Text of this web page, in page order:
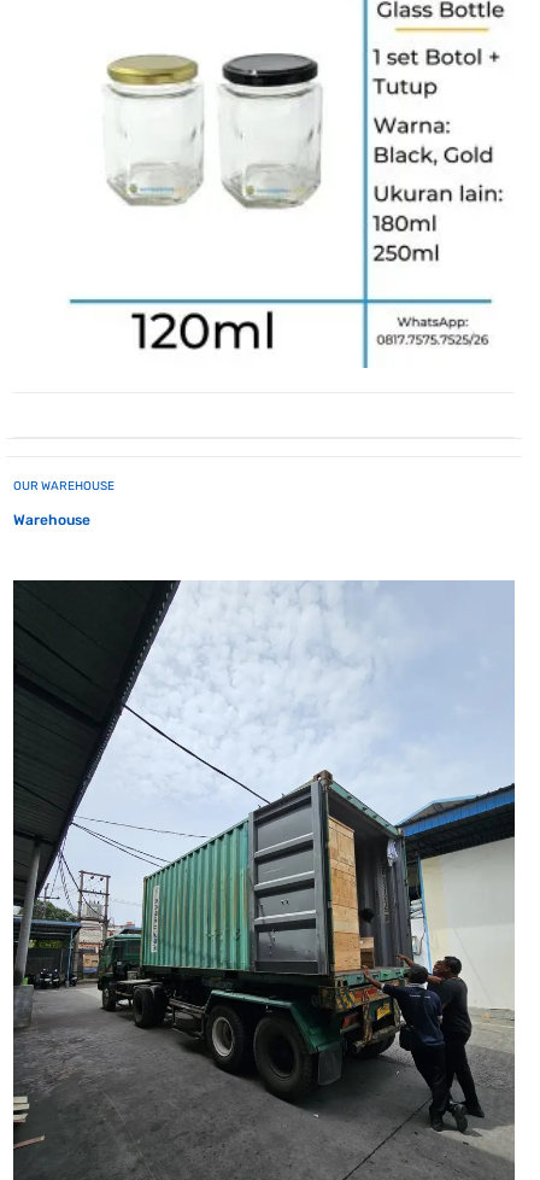
OUR WAREHOUSE
Warehouse